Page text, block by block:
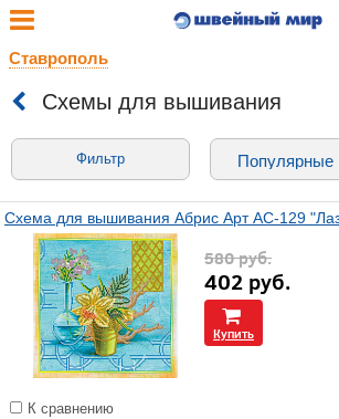
Ставрополь
Схемы для вышивания
Фильтр
Схема для вышивания Абрис Арт АС-129
580руб.
402 руб.
Купить
К сравнению